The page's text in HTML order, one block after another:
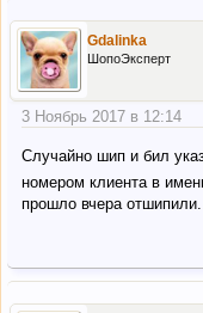
Gdalinka
ШопоЭксперт
3 Ноябрь 2017 в 12:14
Случайно шип и бил
номером клиента в
прошло вчера отшипили.